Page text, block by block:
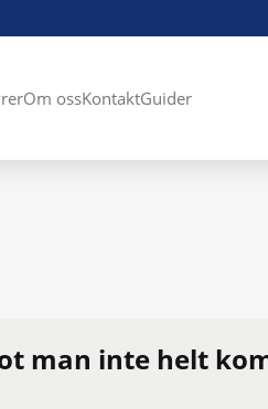
Om ossKontaktGuider
man inte helt